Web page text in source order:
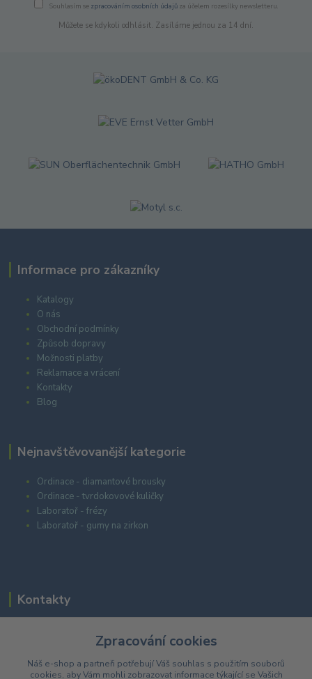
Souhlasím se zpracováním osobních údajůza účelem rozesílky newsletteru.
Můžete se kdykoli odhlásit. Zasíláme jednou za 14 dní.
Informace pro zákazníky
Katalogy
O nás
Obchodní podmínky
Způsob dopravy
Možnosti platby
Reklamace a vrácení
Kontakty
Blog
Nejnavštěvovanější kategorie
Ordinace - diamantové brousky
Ordinace - tvrdokovové kuličky
Laboratoř - frézy
Laboratoř - gumy na zirkon
Kontakty
Zpracování cookies
Náš e-shop a partneři potřebují Váš souhlas s použitím souborů
cookies, aby Vám mohli zobrazovat informace týkající se Vašich